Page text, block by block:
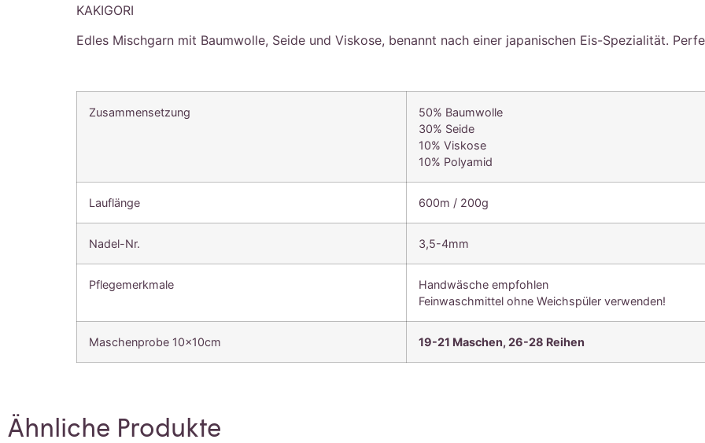
KAKIGORI
Edles Mischgarn mit Baumwolle, Seide und Viskose, benannt nach einer japanischen Eis-Spezialität.
Zusammensetzung
50% Baumwolle
30% Seide
10% Viskose
10% Polyamid
Lauflänge 600m / 200g
Nadel-Nr. 3,5-4mm
Pflegemerkmale
Handwäsche empfohlen
Feinwaschmittel ohne Weichspüler verwenden!
Maschenprobe 10x10cm 19-21 Maschen, 26-28 Reihen
Ähnliche Produkte